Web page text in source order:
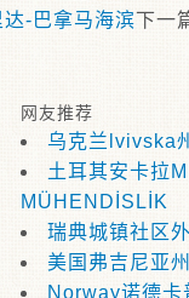
-巴拿马海滨下一
网友推荐
乌克兰lvivska
土耳其安卡拉
MÜHENDİSLİK
瑞典城镇社区
美国弗吉尼亚
Norway诺德卡